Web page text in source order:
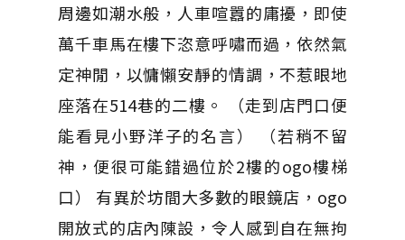
周邊如潮水般，人車喧囂的庸擾，即使
萬千車馬在樓下恣意呼嘯而過，依然氣
定神閒，以慵懶安靜的情調，不惹眼地
座落在514巷的二樓。 （走到店門口便
能看見小野洋子的名言） （若稍不留
神，便很可能錯過位於2樓的ogo樓梯
口） 有異於坊間大多數的眼鏡店，ogo
開放式的店內陳設，令人感到自在無拘